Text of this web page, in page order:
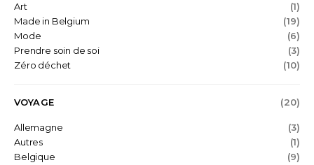
Art
(1)
Made in Belgium
(19)
Mode
(6)
Prendre soin de soi
(3)
Zéro déchet
(10)
VOYAGE (20)
Allemagne
(3)
Autres
(1)
Belgique
(9)